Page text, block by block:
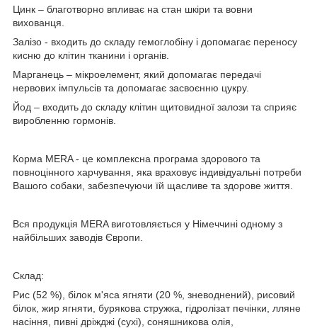
Цинк – благотворно впливає на стан шкіри та вовни
вихованця.
Залізо - входить до складу гемоглобіну і допомагає переносу
кисню до клітин тканини і органів.
Марганець – мікроелемент, який допомагає передачі
нервових імпульсів та допомагає засвоєнню цукру.
Йод – входить до складу клітин щитовидної залози та сприяє
виробленню гормонів.
Корма MERA - це комплексна програма здорового та
повноцінного харчування, яка враховує індивідуальні потреби
Вашого собаки, забезпечуючи їй щасливе та здорове життя.
Вся продукція MERA виготовляється у Німеччині одному з
найбільших заводів Європи.
Склад:
Рис (52 %), білок м'яса ягняти (20 %, зневоднений), рисовий
білок, жир ягняти, бурякова стружка, гідролізат печінки, лляне
насіння, пивні дріжджі (сухі), соняшникова олія,